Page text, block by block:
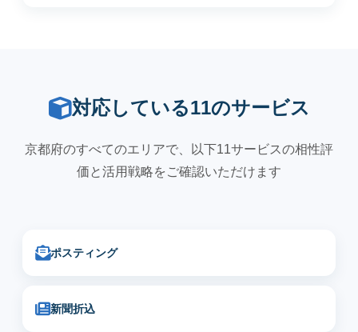
対応している11のサービス
京都府のすべてのエリアで、以下11サービスの相性評
価と活用戦略をご確認いただけます
ポスティング
新聞折込